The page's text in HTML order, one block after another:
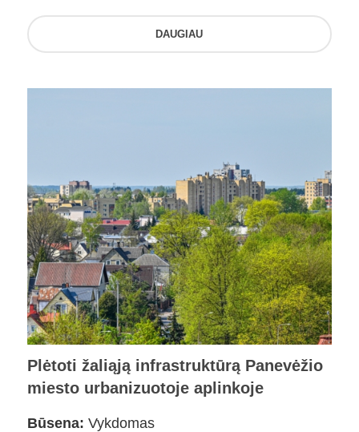
DAUGIAU
Plėtoti žaliąją infrastruktūrą Panevėžio
miesto urbanizuotoje aplinkoje
Būsena: Vykdomas